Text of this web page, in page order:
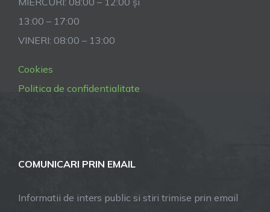
13:00 – 17:00
VINERI: 08:00 – 13:00
Cookies
Politica de confidentialitate
COMUNICARI PRIN EMAIL
Informatii de inters public si stiri trimise prin email